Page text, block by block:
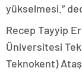
yükselmesi.”
Recep Tayyip
Üniversitesi
Teknokent)